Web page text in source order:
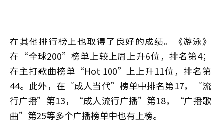
在其他排行榜上也取得了良好的成绩。《游泳》
在“全球200”榜单上较上周上升6位，排名第4；
在主打歌曲榜单“Hot 100”上上升11位，排名第
44。此外，在“成人当代”榜单中排名第17，“流
行广播”第13，“成人流行广播”第18，“广播歌
曲”第25等多个广播榜单中也有上榜。